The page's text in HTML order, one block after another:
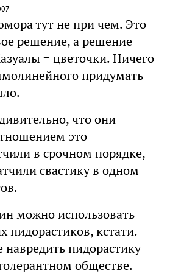
тут не при чем. Это
решение, а решение
= цветочки. Ничего
придумать
что они
это
в срочном порядке,
свастику в одном
можно использовать
пидорастиков, кстати.
пидорастику
обществе.